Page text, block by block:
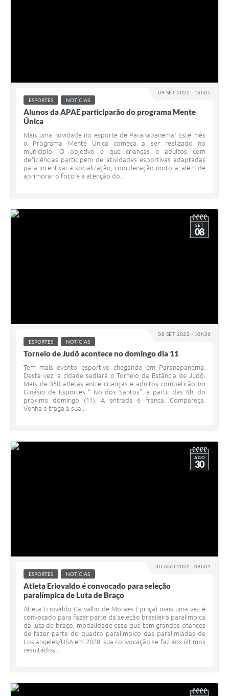
09 SET 2022 - 16h05
ESPORTES
NOTÍCIAS
Alunos da APAE participarão do programa Mente
Única
Mais uma novidade no esporte de Paranapanema! Este mês
o Programa Mente Única começa a ser realizado no
município. O objetivo é que crianças e adultos com
deficiências participem de atividades esportivas adaptadas
para incentivar a socialização, coordenação motora, além de
aprimorar o foco e a atenção do...
08 SET 2022 - 10h36
SET
08
ESPORTES NOTÍCIAS
Torneio de Judô acontece no domingo dia 11
Tem mais evento esportivo chegando em Paranapanema.
Desta vez, a cidade sediará o Torneio da Estância de Judô.
Mais de 350 atletas entre crianças e adultos competirão no
Ginásio de Esportes “ Ivo dos Santos”, a partir das 8h, do
próximo domingo (11). A entrada é franca. Compareça.
Venha e traga a sua...
30 AGO 2022 - 09h04
AGO
30
ESPORTES NOTÍCIAS
Atleta Eriovaldo é convocado para seleção
paralímpica de Luta de Braço
Atleta Eriovaldo Carvalho de Moraes ( pinça) mais uma vez é
convocado para fazer parte da seleção brasileira paralimpica
da luta de braço, modalidade essa que tem grandes chances
de fazer parte do quadro paralimpico das paralimiadas de
Los angeles/USA em 2028, sua convocação se faz aos últimos
resultados...